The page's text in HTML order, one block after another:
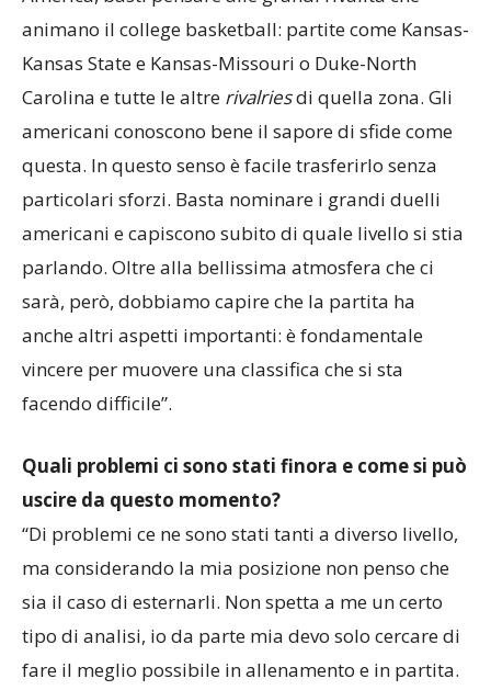
America, basti pensare alle grandi rivalità che
animano il college basketball: partite come Kansas-
Kansas State e Kansas-Missouri o Duke-North
Carolina e tutte le altrerivalriesdi quella zona. Gli
americani conoscono bene il sapore di sfide come
questa. In questo senso è facile trasferirlo senza
particolari sforzi. Basta nominare i grandi duelli
americani e capiscono subito di quale livello si stia
parlando. Oltre alla bellissima atmosfera che ci
sarà, però, dobbiamo capire che la partita ha
anche altri aspetti importanti: è fondamentale
vincere per muovere una classifica che si sta
Quali problemi ci sono stati finora e come si può
uscire da questo momento?
“Di problemi ce ne sono stati tanti a diverso livello,
ma considerando la mia posizione non penso che
sia il caso di esternarli. Non spetta a me un certo
tipo di analisi, io da parte mia devo solo cercare di